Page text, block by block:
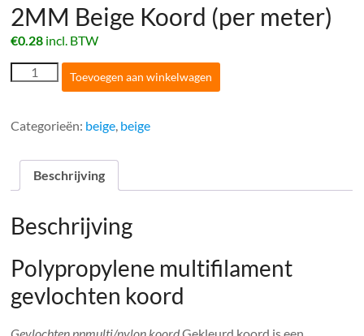
2MM Beige Koord (per meter)
€0.28 incl. BTW
2MM
Beige
meter)
Toevoegen aan winkelwagen
Categorieën: beige, beige
Beschrijving
Beschrijving
Polypropylene multifilament
gevlochten koord